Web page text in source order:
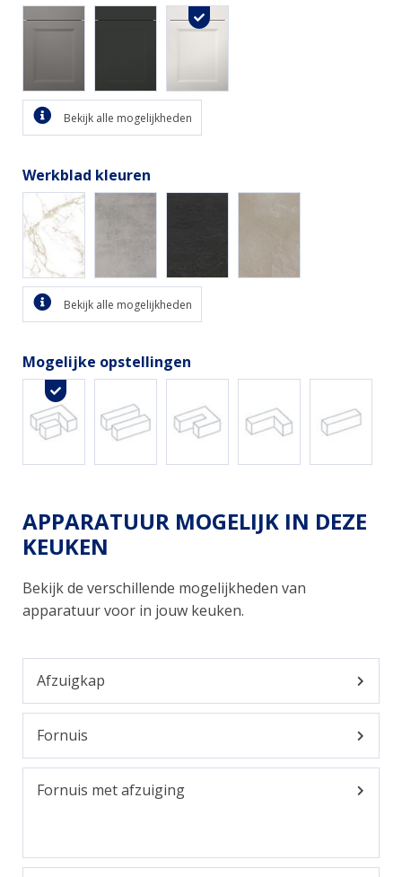
Bekijk alle mogelijkheden
Werkblad kleuren
Bekijk alle mogelijkheden
Mogelijke opstellingen
APPARATUUR MOGELIJK IN DEZE
KEUKEN
Bekijk de verschillende mogelijkheden van
apparatuur voor in jouw keuken.
Afzuigkap
Fornuis
Fornuis met afzuiging